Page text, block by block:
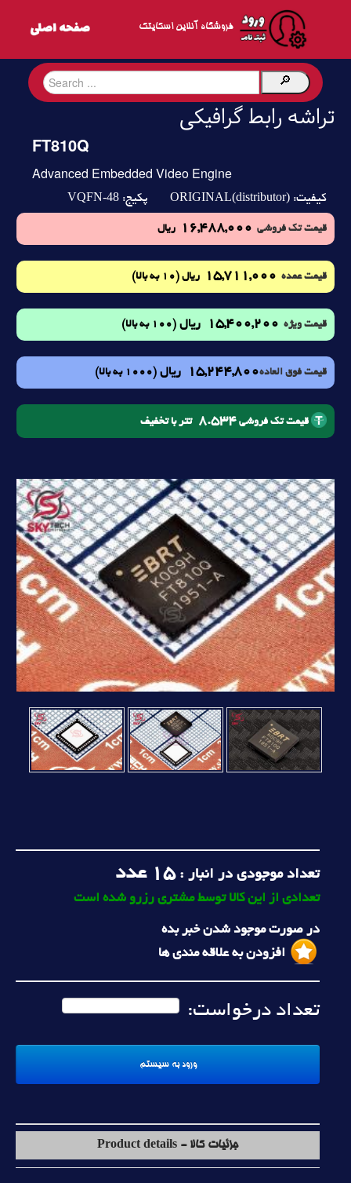
فروشگاه آنلاین اسکایتک
تراشه رابط گرافیکی
FT810Q
Advanced Embedded Video Engine
کیفیت: ORIGINAL(distributor) پکیج: VQFN-48
قیمت تک فروشی 16,488,000 ریال
قیمت عمده 15,711,000 ریال (10 به بالا)
قیمت ویژه 15,400,200 ریال (100 به بالا)
قیمت فوق العاده15,244,800 ریال (1000 به بالا)
قیمت تک فروشی 8.534 تتر با تخفیف
تعداد موجودی در انبار :15 عدد
تعدادی از این کالا توسط مشتری رزرو شده است
در صورت موجود شدن خبر بده
افزودن به علاقه مندی ها
تعداد درخواست:
جزئیات کالا - Product details